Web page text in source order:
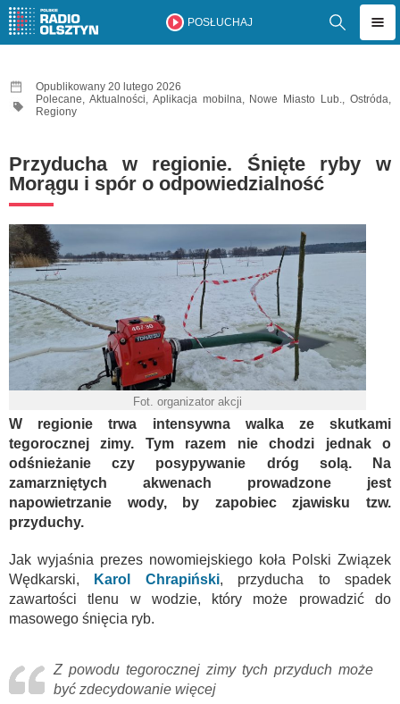
POSŁUCHAJ
Opublikowany 20 lutego 2026
Polecane, Aktualności, Aplikacja mobilna, Nowe Miasto Lub.,Ostróda,
Regiony
Przyducha w regionie. Śnięte ryby w
Morągu i spór o odpowiedzialność
Fot. organizator akcji
W regionie trwa intensywna walka ze skutkami
tegorocznej zimy. Tym razem nie chodzi jednak o
odśnieżanie czy posypywanie dróg solą. Na
zamarzniętych akwenach prowadzone jest
napowietrzanie wody, by zapobiec zjawisku tzw.
przyduchy.
Jak wyjaśnia prezes nowomiejskiego koła Polski Związek
Wędkarski,
Karol Chrapiński, przyducha to spadek
zawartości tlenu w wodzie, który może prowadzić do
masowego śnięcia ryb.
Z powodu tegorocznej zimy tych przyduch może
być zdecydowanie więcej